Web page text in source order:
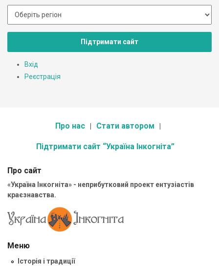
Підтримати сайт
Вхід
Реєстрація
Про нас Стати автором
Підтримати сайт “Україна Інкогніта”
Про сайт
«Україна Інкогніта» - неприбутковий проект ентузіастів
краєзнавства.
Меню
Історія і традиції